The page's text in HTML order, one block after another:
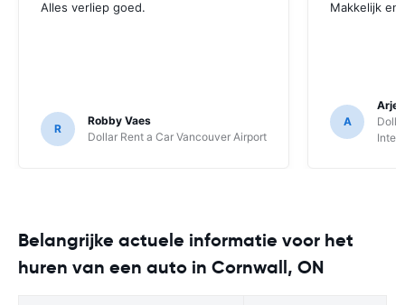
Alles verliep goed.
R
Robby Vaes
Dollar Rent a Car Vancouver Airport
Makkelijk en
A
Belangrijke actuele informatie voor het
huren van een auto in Cornwall, ON